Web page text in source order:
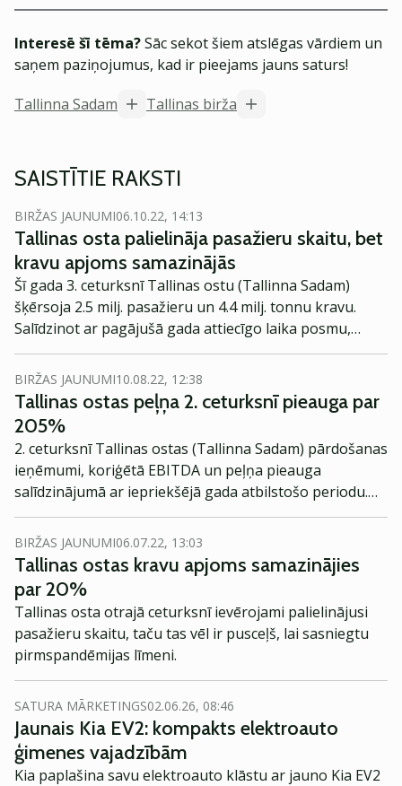
Interesē šī tēma?Sāc sekot šiem atslēgas vārdiem un
saņem paziņojumus, kad ir pieejams jauns saturs!
Tallinna Sadam
Tallinas birža
SAISTĪTIE RAKSTI
BIRŽAS JAUNUMI06.10.22, 14:13
Tallinas osta palielināja pasažieru skaitu, bet
kravu apjoms samazinājās
Šī gada 3. ceturksnī Tallinas ostu (Tallinna Sadam)
šķērsoja 2.5 milj. pasažieru un 4.4 milj. tonnu kravu.
Salīdzinot ar pagājušā gada attiecīgo laika posmu,
pasažieru skaits palielinājies par 87% jeb 1.2 milj.
pasažieru, savukārt kravu apjoms samazinājies par
33%.
BIRŽAS JAUNUMI10.08.22, 12:38
Tallinas ostas peļņa 2. ceturksnī pieauga par
205%
2. ceturksnī Tallinas ostas (Tallinna Sadam) pārdošanas
ieņēmumi, koriģētā EBITDA un peļņa pieauga
salīdzinājumā ar iepriekšējā gada atbilstošo periodu.
Pieaugumu noteica Covid-19 ierobežojumu
atvieglošana, taču vienlaikus kravu apjomi kritās.
BIRŽAS JAUNUMI06.07.22, 13:03
Tallinas ostas kravu apjoms samazinājies
par 20%
Tallinas osta otrajā ceturksnī ievērojami palielinājusi
pasažieru skaitu, taču tas vēl ir pusceļš, lai sasniegtu
pirmspandēmijas līmeni.
SATURA MĀRKETINGS02.06.26, 08:46
Jaunais Kia EV2: kompakts elektroauto
ģimenes vajadzībām
Kia paplašina savu elektroauto klāstu ar jauno Kia EV2